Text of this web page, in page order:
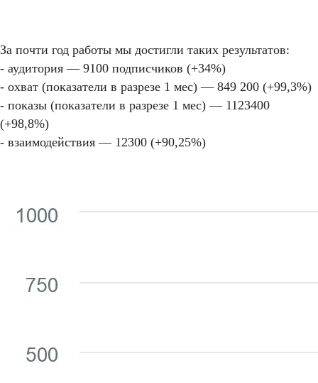
За почти год работы мы достигли таких результатов:
- аудитория — 9100 подписчиков (+34%)
- охват (показатели в разрезе 1 мес) — 849 200 (+99,3%)
- показы (показатели в разрезе 1 мес) — 1123400
(+98,8%)
- взаимодействия — 12300 (+90,25%)